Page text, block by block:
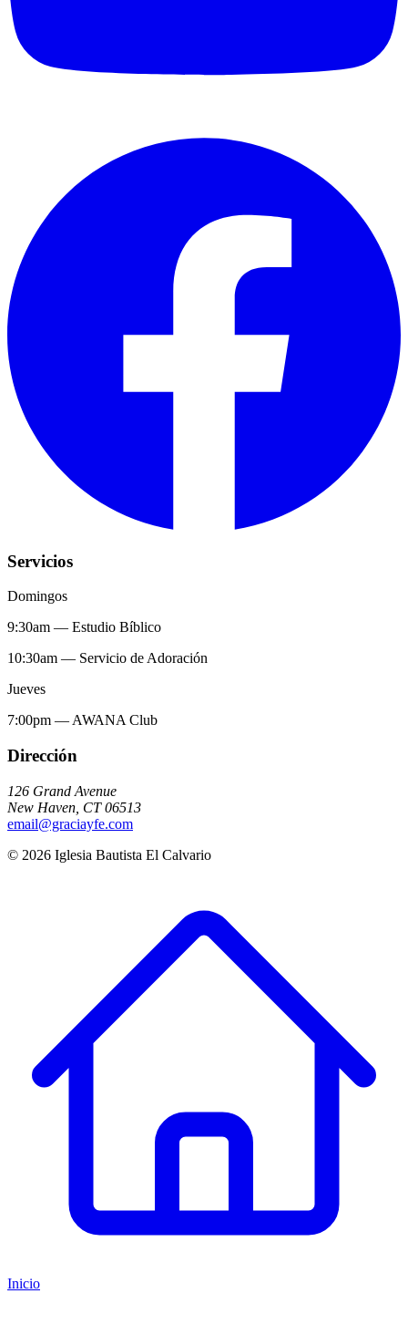
Servicios
Domingos
9:30am — Estudio Bíblico
10:30am — Servicio de Adoración
Jueves
7:00pm — AWANA Club
Dirección
126 Grand Avenue
New Haven CT 06513
email@graciayfe.com
© 2026 Iglesia Bautista El Calvario
Inicio